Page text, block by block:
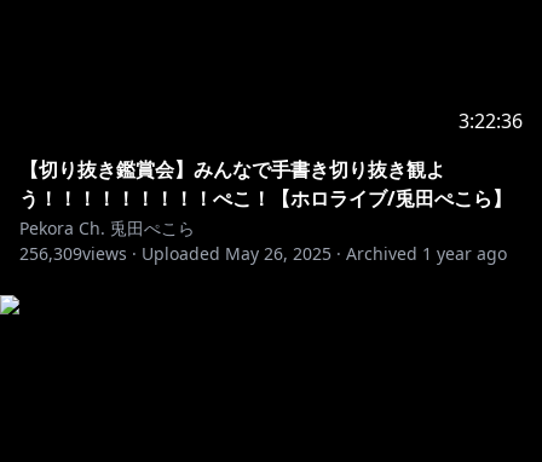
https://www.youtube.com/channel/UC1DCedRgGHB
dm81E1llLhOQ/join
3:22:36
【切り抜き鑑賞会】みんなで手書き切り抜き観よ
う！！！！！！！！！ぺこ！【ホロライブ/兎田ぺこら】
Pekora Ch. 兎田ぺこら
256,309views · Uploaded May 26, 2025 · Archived 1 year ago